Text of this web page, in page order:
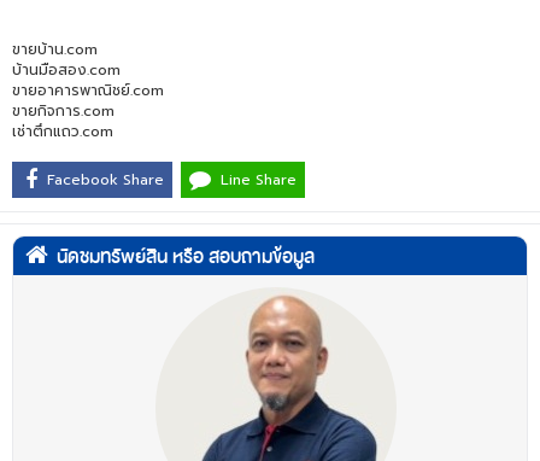
ขายบ้าน.com
บ้านมือสอง.com
ขายอาคารพาณิชย์.com
ขายกิจการ.com
เช่าตึกแถว.com
Facebook Share Line Share
นัดชมทรัพย์สิน หรือ สอบถามข้อมูล